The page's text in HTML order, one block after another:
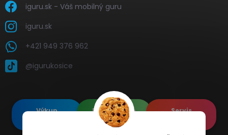
iguru.sk - Váš mobilný guru
iguru.sk
+421 949 376 962
@igurukosice
Výkup
Renovované
Apple's
Servis